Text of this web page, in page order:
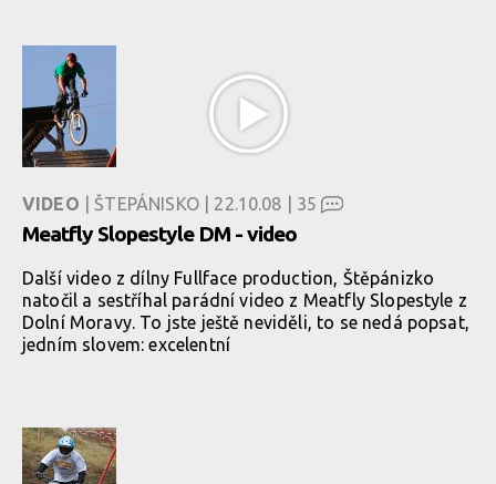
VIDEO | ŠTEPÁNISKO | 22.10.08 | 35
Meatfly Slopestyle DM - video
Další video z dílny Fullface production, Štěpánizko
natočil a sestříhal parádní video z Meatfly Slopestyle z
Dolní Moravy. To jste ještě neviděli, to se nedá popsat,
jedním slovem: excelentní